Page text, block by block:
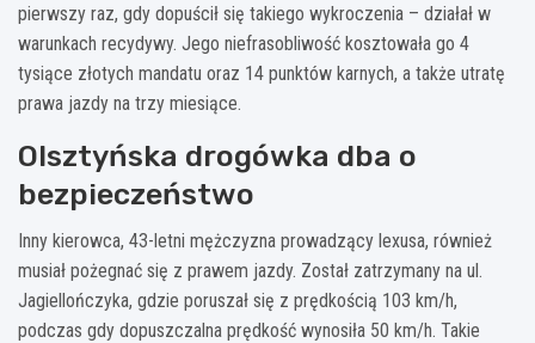
pierwszy raz, gdy dopuścił się takiego wykroczenia – działał w
warunkach recydywy. Jego niefrasobliwość kosztowała go 4
tysiące złotych mandatu oraz 14 punktów karnych, a także utratę
prawa jazdy na trzy miesiące.
Olsztyńska drogówka dba o
bezpieczeństwo
Inny kierowca, 43-letni mężczyzna prowadzący lexusa, również
musiał pożegnać się z prawem jazdy. Został zatrzymany na ul.
Jagiellończyka, gdzie poruszał się z prędkością 103 km/h,
podczas gdy dopuszczalna prędkość wynosiła 50 km/h. Takie